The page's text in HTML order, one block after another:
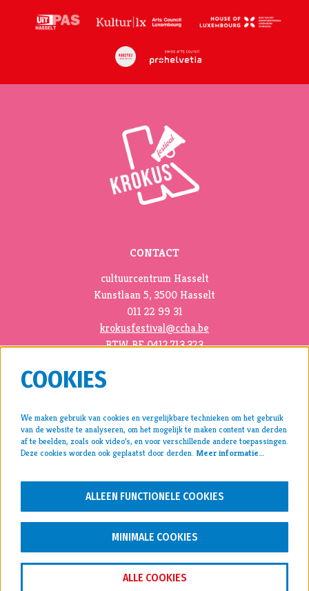
CONTACT
cultuurcentrum Hasselt
Kunstlaan 5, 3500 Hasselt
011 22 99 31
krokusfestival@ccha.be
BTW BE 0412.713.323
pers >
archief >
COOKIES
We maken gebruik van cookies en vergelijkbare technieken om het gebruik
van de website te analyseren, om het mogelijk te maken content van derden
af te beelden, zoals ook video’s, en voor verschillende andere toepassingen.
Deze cookies worden ook geplaatst door derden. Meer informatie…
ALLEEN FUNCTIONELE COOKIES
MINIMALE COOKIES
ALLE COOKIES